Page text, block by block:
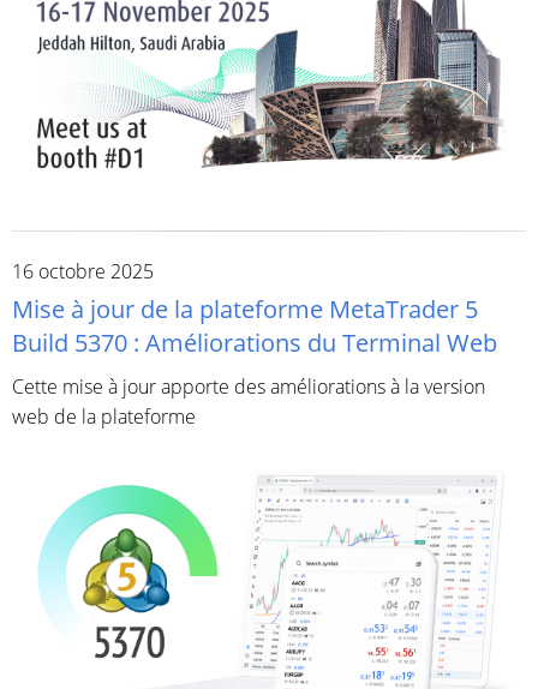
16 octobre 2025
Mise à jour de la plateforme MetaTrader 5
Build 5370 : Améliorations du Terminal Web
Cette mise à jour apporte des améliorations à la version
web de la plateforme